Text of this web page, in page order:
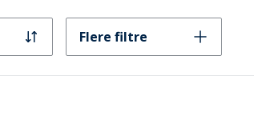
Flere filtre